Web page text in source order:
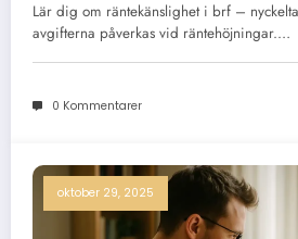
Lär dig om räntekänslighet i brf –
avgifterna påverkas vid räntehöjningar.…
0 Kommentarer
oktober 29, 2025